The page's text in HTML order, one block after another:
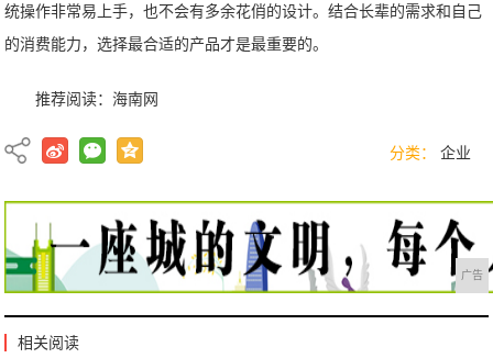
统操作非常易上手，也不会有多余花俏的设计。结合长辈的需求和自己
的消费能力，选择最合适的产品才是最重要的。
推荐阅读：海南网
分类： 企业
广告
相关阅读